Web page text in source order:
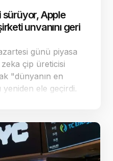
sürüyor, Apple
unvanını geri
günü piyasa
zeka çip üreticisi
"dünyanın en
yeniden ele geçirdi.